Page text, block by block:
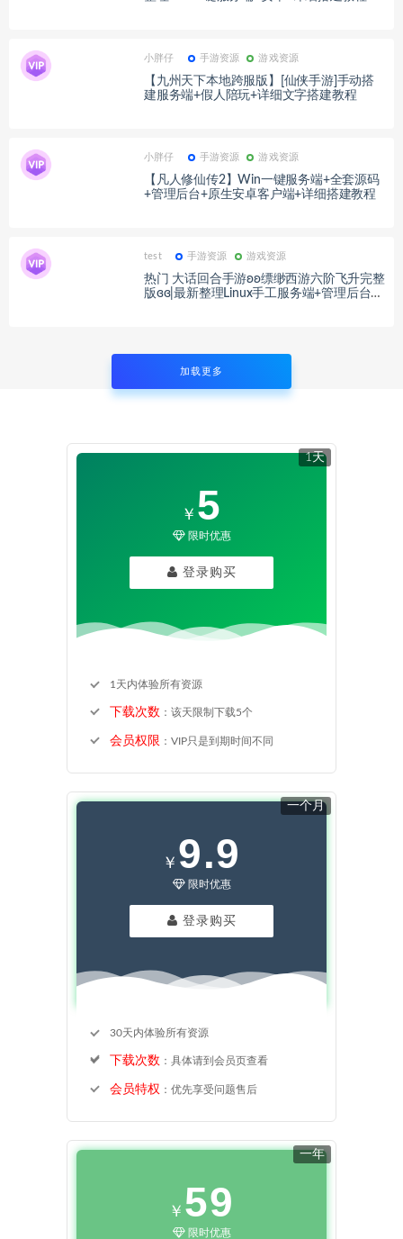
小胖仔 手游资源 游戏资源
【九州天下本地跨服版】[仙侠手游]手动搭
建服务端+假人陪玩+详细文字搭建教程
小胖仔 手游资源 游戏资源
【凡人修仙传2】Win一键服务端+全套源码
+管理后台+原生安卓客户端+详细搭建教程
test 手游资源 游戏资源
热门 大话回合手游ʚʚ缥缈西游六阶飞升完整
版ɞɞ|最新整理Linux手工服务端+管理后台+
加载更多
1天
￥ 5
限时优惠
登录购买
1天内体验所有资源
下载次数 ：该天限制下载5个
会员权限 ：VIP只是到期时间不同
一个月
￥ 9.9
限时优惠
登录购买
30天内体验所有资源
下载次数 ：具体请到会员页查看
会员特权 ：优先享受问题售后
一年
￥ 59
限时优惠